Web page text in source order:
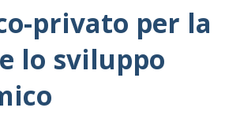
privato per la
lo sviluppo